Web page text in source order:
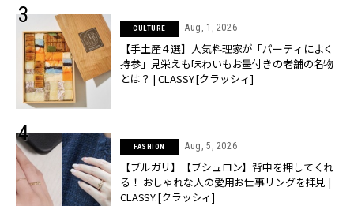
CULTURE Aug, 1, 2026
【手土産４選】人気料理家が「パーティによく
持参」見栄えも味わいもお墨付きの老舗の名物
とは？ | CLASSY.[クラッシィ]
FASHION Aug, 5, 2026
【ブルガリ】【ブシュロン】背中を押してくれ
る！ おしゃれな人の愛用お仕事リングを拝見 |
CLASSY.[クラッシィ]